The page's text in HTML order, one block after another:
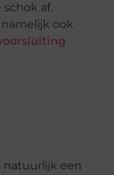
af.
ook
natuurlijk een